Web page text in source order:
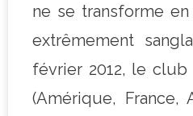
ne se transforme
extrêmement
février 2012, le
(Amérique, France,